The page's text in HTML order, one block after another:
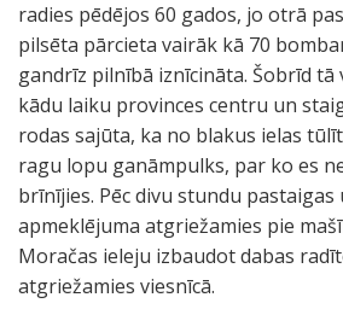
radies pēdējos 60 gados, jo otrā
pilsēta pārcieta vairāk kā 70
gandrīz pilnībā iznīcināta. Šobrīd tā
kādu laiku provinces centru un
rodas sajūta, ka no blakus ielas
ragu lopu ganāmpulks, par ko es
brīnījies. Pēc divu stundu pastaigas
apmeklējuma atgriežamies pie
Moračas ieleju izbaudot dabas
atgriežamies viesnīcā.